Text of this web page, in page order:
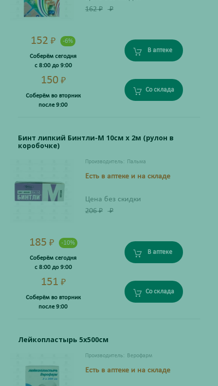
162₽ ₽
152 ₽ -6%
Соберём сегодня
с 8:00 до 9:00
В аптеке
150 ₽
Соберём во вторник
после 9:00
Со склада
Бинт липкий Бинтли-М 10см х 2м (рулон в
коробочке)
Производитель: Пальма
Есть в аптеке и на складе
Цена без скидки
206₽ ₽
185 ₽ -10%
Соберём сегодня
с 8:00 до 9:00
В аптеке
151 ₽
Соберём во вторник
после 9:00
Со склада
Лейкопластырь 5х500см
Производитель: Верофарм
Есть в аптеке и на складе